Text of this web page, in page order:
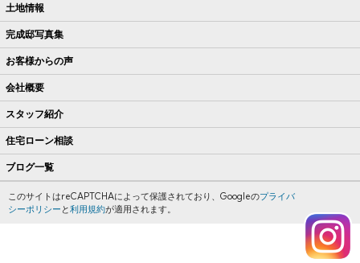
土地情報
完成邸写真集
お客様からの声
会社概要
スタッフ紹介
住宅ローン相談
ブログ一覧
このサイトはreCAPTCHAによって保護されており、Googleのプライバ
シーポリシー と利用規約が適用されます。